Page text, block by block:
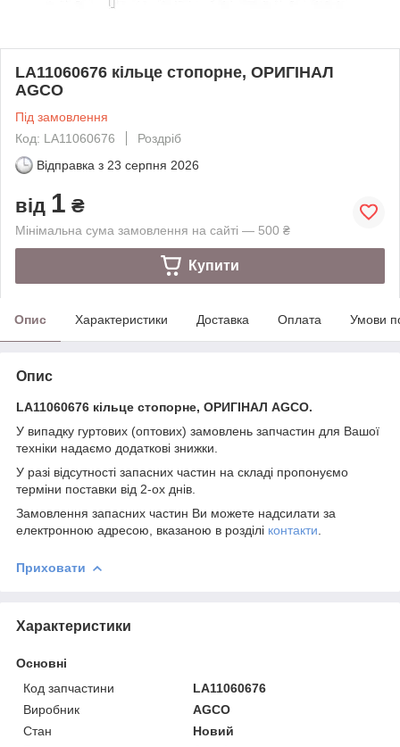
LA11060676 кільце стопорне, ОРИГІНАЛ
AGCO
Під замовлення
Код: LA11060676
Роздріб
Відправка з 23 серпня 2026
від 1 ₴
Мінімальна сума замовлення на сайті — 500 ₴
Купити
Опис Характеристики Доставка Оплата Умови
Опис
LA11060676 кільце стопорне, ОРИГІНАЛ AGCO.
У випадку гуртових (оптових) замовлень запчастин для Вашої
техніки надаємо додаткові знижки.
У разі відсутності запасних частин на складі пропонуємо
терміни поставки від 2-ох днів.
Замовлення запасних частин Ви можете надсилати за
електронною адресою, вказаною в розділі контакти
Приховати
Характеристики
Основні
Код запчастини
LA11060676
Виробник
AGCO
Стан
Новий